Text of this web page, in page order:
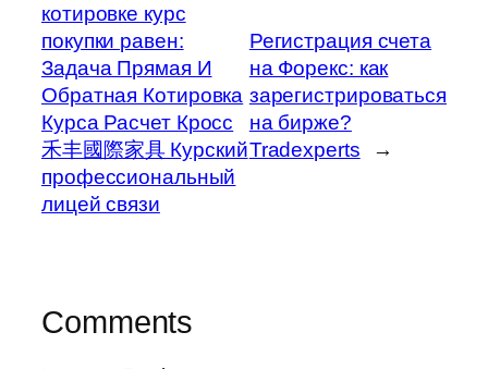
котировке курс
покупки равен:
Задача Прямая И
Обратная Котировка
Курса Расчет Кросс
禾丰國際家具 Курский
профессиональный
лицей связи
Регистрация счета
на Форекс: как
зарегистрироваться
на бирже?
Tradexperts
→
Comments